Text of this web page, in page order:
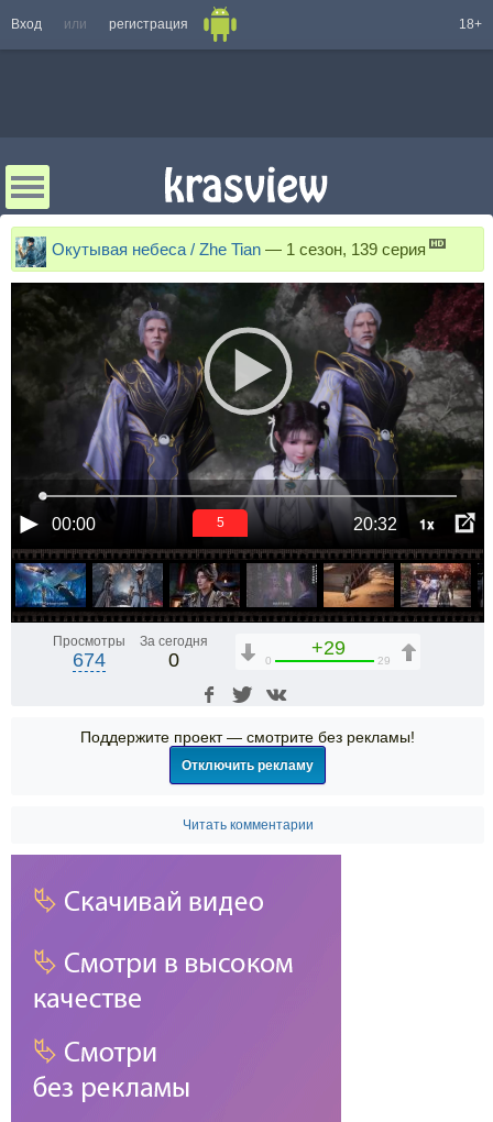
Вход или регистрация 18+
Окутывая небеса / Zhe Tian — 1 сезон, 139 серия
00:00 20:32 1x
5
Просмотры
674
За сегодня
0
+29
0 29
Поддержите проект — смотрите без рекламы!
Отключить рекламу
Читать комментарии